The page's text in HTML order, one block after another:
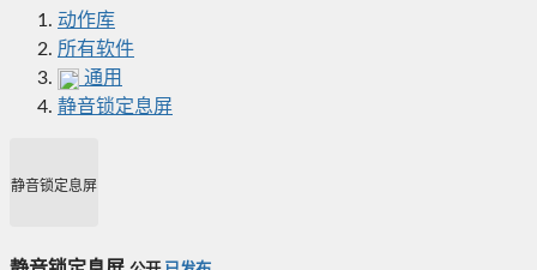
动作库
所有软件
通用
静音锁定息屏
静音锁定息屏